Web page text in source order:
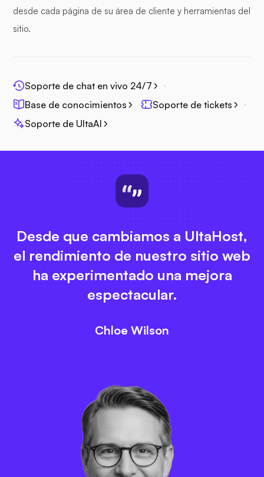
desde cada página de su área de cliente y herramientas del
sitio.
Soporte de chat en vivo 24/7
Base de conocimientos
Soporte de tickets
Soporte de UltaAI
Desde que cambiamos a UltaHost,
el rendimiento de nuestro sitio web
ha experimentado una mejora
espectacular.
Chloe Wilson